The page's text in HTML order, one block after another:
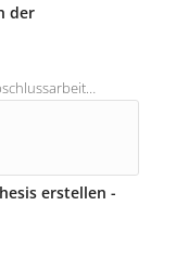
der
erstellen -